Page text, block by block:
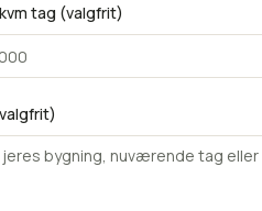
tag (valgfrit)